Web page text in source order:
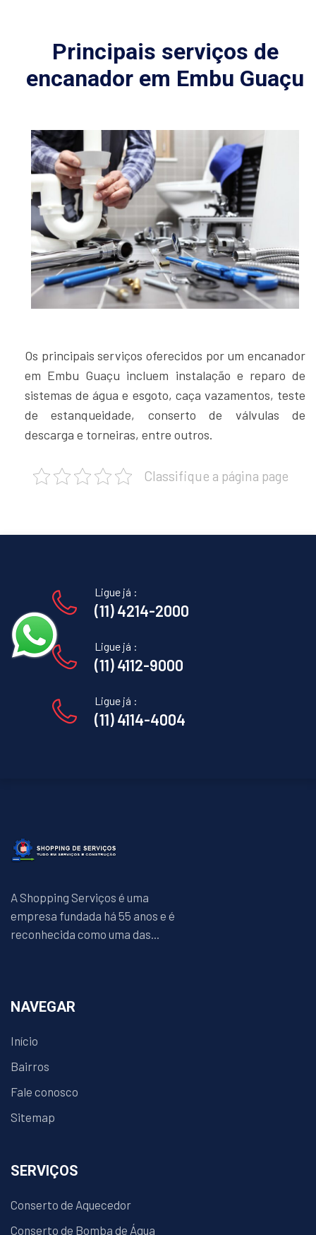
Principais serviços de
encanador em Embu Guaçu
Os principais serviços oferecidos por um encanador
em Embu Guaçu incluem instalação e reparo de
sistemas de água e esgoto, caça vazamentos, teste
de estanqueidade, conserto de válvulas de
descarga e torneiras, entre outros.
Classifique a página page
Ligue já :
(11) 4214-2000
Ligue já :
(11) 4112-9000
Ligue já :
(11) 4114-4004
A Shopping Serviços é uma
empresa fundada há 55 anos e é
reconhecida como uma das...
NAVEGAR
Início
Bairros
Fale conosco
Sitemap
SERVIÇOS
Conserto de Aquecedor
Conserto de Bomba de Água